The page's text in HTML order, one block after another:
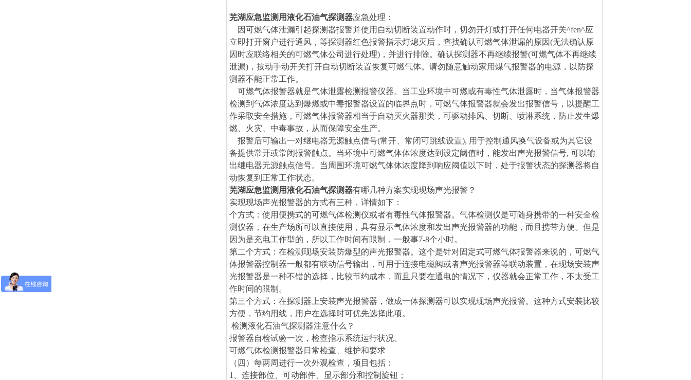
芜湖应急监测用液化石油气探测器应急处理：
因可燃气体泄漏引起探测器报警并使用自动切断装置动作时，切勿开灯或打开任何电器开关^fen^应
立即打开窗户进行通风，等探测器红色报警指示灯熄灭后，查找确认可燃气体泄漏的原因(无法确认原
因时应联络相关的可燃气体公司进行处理)，并进行排除。确认探测器不再继续报警(可燃气体不再继续
泄漏)，按动手动开关打开自动切断装置恢复可燃气体。请勿随意触动家用煤气报警器的电源，以防探
测器不能正常工作。
可燃气体报警器就是气体泄露检测报警仪器。当工业环境中可燃或有毒性气体泄露时，当气体报警器
检测到气体浓度达到爆燃或中毒报警器设置的临界点时，可燃气体报警器就会发出报警信号，以提醒工
作采取安全措施，可燃气体报警器相当于自动灭火器那类，可驱动排风、切断、喷淋系统，防止发生爆
燃、火灾、中毒事故，从而保障安全生产。
报警后可输出一对继电器无源触点信号(常开、常闭可跳线设置), 用于控制通风换气设备或为其它设
备提供常开或常闭报警触点。当环境中可燃气体体浓度达到设定阈值时，能发出声光报警信号, 可以输
出继电器无源触点信号。当周围环境可燃气体体浓度降到响应阈值以下时，处于报警状态的探测器将自
动恢复到正常工作状态。
芜湖应急监测用液化石油气探测器有哪几种方案实现现场声光报警？
实现现场声光报警器的方式有三种，详情如下：
个方式：使用便携式的可燃气体检测仪或者有毒性气体报警器。气体检测仪是可随身携带的一种安全检
测仪器，在生产场所可以直接使用，具有显示气体浓度和发出声光报警器的功能，而且携带方便。但是
因为是充电工作型的，所以工作时间有限制，一般事7-8个小时。
第二个方式：在检测现场安装防爆型的声光报警器。这个是针对固定式可燃气体报警器来说的，可燃气
体报警器控制器一般都有联动信号输出，可用于连接电磁阀或者声光报警器等联动装置，在现场安装声
光报警器是一种不错的选择，比较节约成本，而且只要在通电的情况下，仪器就会正常工作，不太受工
作时间的限制。
第三个方式：在探测器上安装声光报警器，做成一体探测器可以实现现场声光报警。这种方式安装比较
方便，节约用线，用户在选择时可优先选择此项。
检测液化石油气探测器注意什么？
报警器自检试验一次，检查指示系统运行状况。
可燃气体检测报警器日常检查、维护和要求
（四）每两周进行一次外观检查，项目包括：
1、连接部位、可动部件、显示部分和控制旋钮；